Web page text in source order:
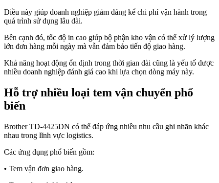
Điều này giúp doanh nghiệp giảm đáng kể chi phí vận hành trong
quá trình sử dụng lâu dài.
Bên cạnh đó, tốc độ in cao giúp bộ phận kho vận có thể xử lý lượng
lớn đơn hàng mỗi ngày mà vẫn đảm bảo tiến độ giao hàng.
Khả năng hoạt động ổn định trong thời gian dài cũng là yếu tố được
nhiều doanh nghiệp đánh giá cao khi lựa chọn dòng máy này.
Hỗ trợ nhiều loại tem vận chuyển phổ
biến
Brother TD-4425DN có thể đáp ứng nhiều nhu cầu ghi nhãn khác
nhau trong lĩnh vực logistics.
Các ứng dụng phổ biến gồm:
• Tem vận đơn giao hàng.